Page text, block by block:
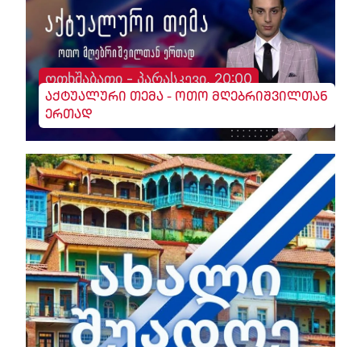
ოთხშაბათი - პარასკევი, 20:00
აქტუალური თემა - ოთო მღებრიშვილთან
ერთად